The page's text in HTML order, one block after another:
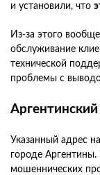
и установили, что
Из-за этого
обслуживание
технической
проблемы с
Указанный адрес
городе
мошеннических